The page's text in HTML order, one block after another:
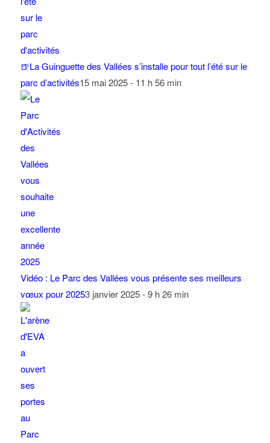
🍺La Guinguette des Vallées s’installe pour tout l’été sur le
parc d’activités15 mai 2025 - 11 h 56 min
Vidéo : Le Parc des Vallées vous présente ses meilleurs
vœux pour 20253 janvier 2025 - 9 h 26 min